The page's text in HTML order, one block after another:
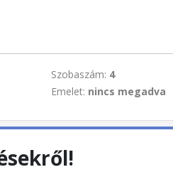
Szobaszám: 4
Emelet: nincs megadva